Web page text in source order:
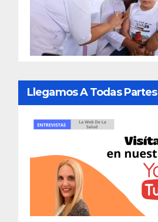
Llegamos A Todas Partes